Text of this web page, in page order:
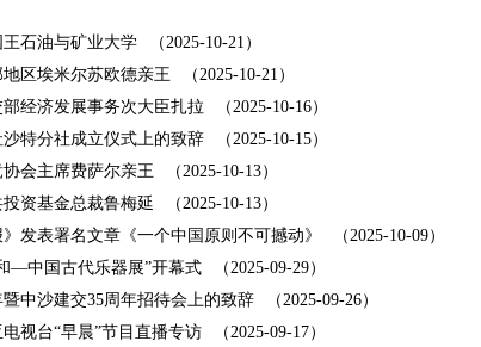
石油与矿业大学
（2025-10-21）
区埃米尔苏欧德亲王
（2025-10-21）
经济发展事务次大臣扎拉
（2025-10-16）
特分社成立仪式上的致辞
（2025-10-15）
会主席费萨尔亲王
（2025-10-13）
资基金总裁鲁梅延
（2025-10-13）
发表署名文章《一个中国原则不可撼动》
（2025-10-09）
—中国古代乐器展”开幕式
（2025-09-29）
中沙建交35周年招待会上的致辞
（2025-09-26）
视台“早晨”节目直播专访
（2025-09-17）